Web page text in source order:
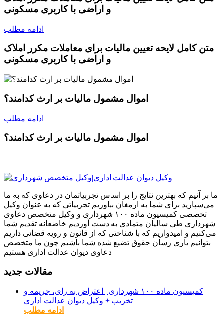
و اراضی با کاربری مسکونی
ادامه مطلب
متن کامل لایحه تعیین مالیات برای معاملات مکرر املاک
و اراضی با کاربری مسکونی
اموال مشمول مالیات بر ارث کدامند؟
ادامه مطلب
اموال مشمول مالیات بر ارث کدامند؟
ما بر آنیم که بهترین نتایج را بر اساس تجربیاتمان در دعاوی که به ما
می‌سپارید برای شما به ارمغان بیاوریم تجربیاتی که به عنوان وکیل
تخصصی کمیسیون ماده ۱۰۰ شهرداری و وکیل متخصص دعاوی
شهرداری طی سالیان متمادی به دست آوردیم خاضعانه تقدیم شما
می‌کنیم و امیدواریم که با شناختی که از قانون و رویه قضائی داریم
بتوانیم یاری رسان حقوق تضیع شده شما باشیم چون ما متخصص
دعاوی دیوان عدالت اداری هستیم
مقالات جدید
کمیسیون ماده ۱۰۰ شهرداری | اعتراض به رای، جریمه و
تخریب + وکیل دیوان عدالت اداری
ادامه مطلب